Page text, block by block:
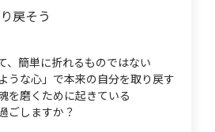
戻そう
簡単に折れるものではない
な心」で本来の自分を取り戻す
を磨くために起きている
ごしますか？